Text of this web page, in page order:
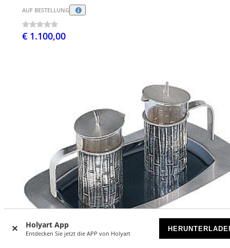
Holyart App
Entdecken Sie jetzt die APP von Holyart
AUF BESTELLUNG
€ 1.100,00